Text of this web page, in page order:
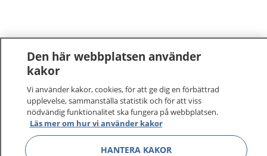
Den här webbplatsen använder
kakor
Vi använder kakor, cookies, för att ge dig en förbättrad
upplevelse, sammanställa statistik och för att viss
nödvändig funktionalitet ska fungera på webbplatsen.
Läs mer om hur vi använder kakor
HANTERA KAKOR